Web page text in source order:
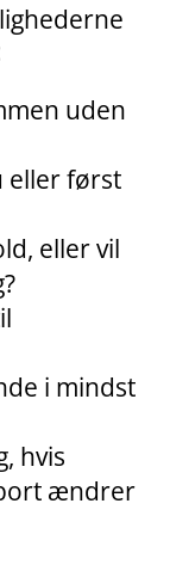
uden
eller først
eller vil
i mindst
hvis
ændrer